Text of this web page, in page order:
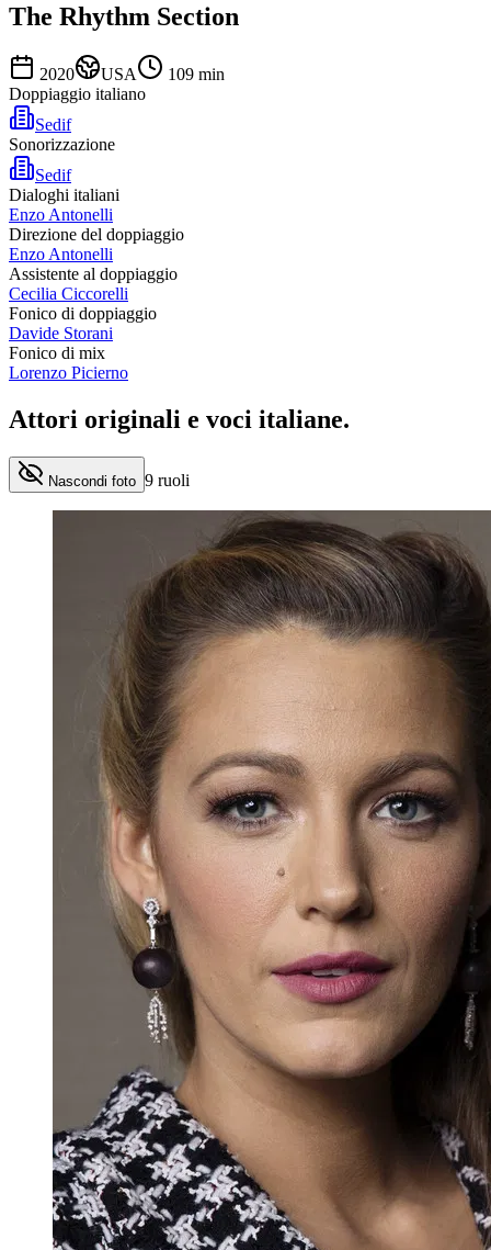
The Rhythm Section
2020 USA 109 min
Doppiaggio italiano
Sedif
Sonorizzazione
Sedif
Dialoghi italiani
Enzo Antonelli
Direzione del doppiaggio
Enzo Antonelli
Assistente al doppiaggio
Cecilia Ciccorelli
Fonico di doppiaggio
Davide Storani
Fonico di mix
Lorenzo Picierno
Attori originali e voci italiane.
Nascondi foto 9 ruoli